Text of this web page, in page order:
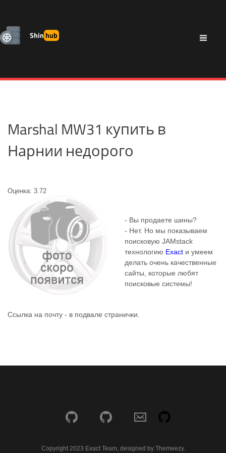
Shinhub
Marshal MW31 купить в
Нарнии недорого
Оценка: 3.72
- Вы продаете шины?
- Нет. Но мы показываем
поисковую JAMstack
технологию Exact и умеем
делать очень качественные
сайты, которые любят
поисковые системы!
Ссылка на почту - в подвале странички.
Copyright 2023 Exact Team, designed by Themeezy.